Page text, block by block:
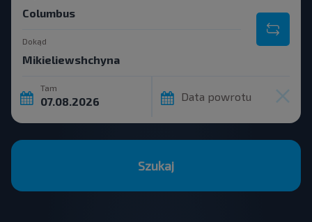
Dokąd
Tam
Data powrotu
Szukaj